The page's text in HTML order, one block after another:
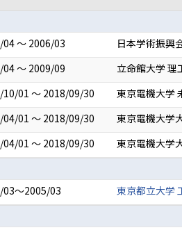
04 ～ 2006/03
日本学術振興
04 ～ 2009/09
立命館大学 理
10/01 ～ 2018/09/30
東京電機大学
04/01 ～ 2018/09/30
東京電機大学
04/01 ～ 2018/09/30
東京電機大学
03～2005/03
東京都立大学